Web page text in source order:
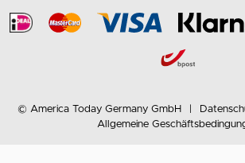
© America Today Germany GmbH
Allgemeine